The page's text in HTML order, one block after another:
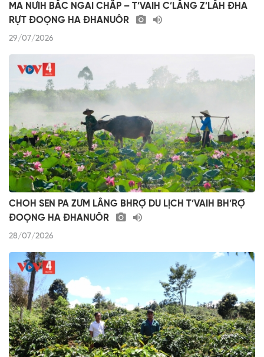
MA NƯIH BẤC NGAI CHĂP – T’VAIH C’LÂNG Z’LÂH ĐHA
RỰT ĐOỌNG HA ĐHANUÔR
29/07/2026
CHOH SEN PA ZƯM LÂNG BHRỢ DU LỊCH T’VAIH BH’RỢ
ĐOỌNG HA ĐHANUÔR
28/07/2026